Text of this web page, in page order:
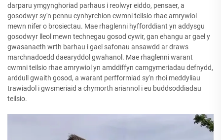
darparu ymgynghoriad parhaus i reolwyr eiddo, pensaer, a
gosodwyr sy'n pennu cynhyrchion cwmni teilsio rhae amrywiol
mewn nifer o brosiectau. Mae rhaglenni hyfforddiant yn addysgu
gosodwyr lleol mewn technegau gosod cywir, gan ehangu ar gael y
gwasanaeth wrth barhau i gael safonau ansawdd ar draws
marchnadoedd daearyddol gwahanol. Mae rhaglenni warant
cwmni teilsio rhae amrywiol yn amddiffyn camgymeriadau defnydd,
arddull gwaith gosod, a warant perfformiad sy'n rhoi meddyliau
trawiadol i gwsmeriaid a chymorth ariannol i eu buddsoddiadau
teilsio.